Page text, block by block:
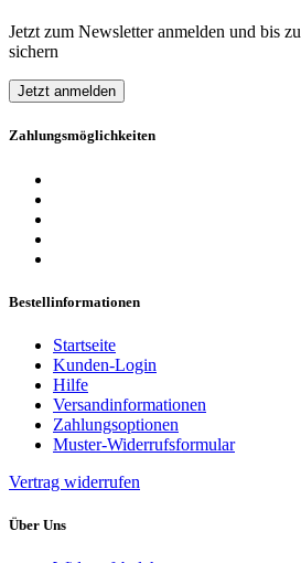
Jetzt zum Newsletter anmelden und bis zu
sichern
Jetzt anmelden
Zahlungsmöglichkeiten
Bestellinformationen
Startseite
Kunden-Login
Hilfe
Versandinformationen
Zahlungsoptionen
Muster-Widerrufsformular
Vertrag widerrufen
Über Uns